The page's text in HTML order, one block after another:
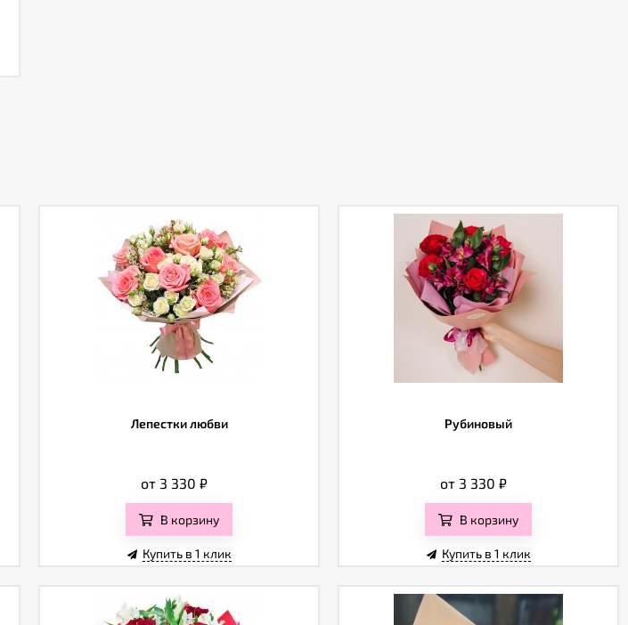
Лепестки любви
от 3 330 ₽
В корзину
Купить в 1 клик
Рубиновый
от 3 330 ₽
В корзину
Купить в 1 клик